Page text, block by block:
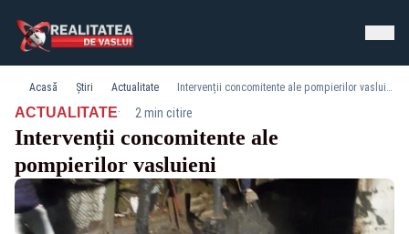
Acasă Știri Actualitate Intervenții concomitente ale pompierilor vasluieni
ACTUALITATE· 2 min citire
Intervenții concomitente ale
pompierilor vasluieni